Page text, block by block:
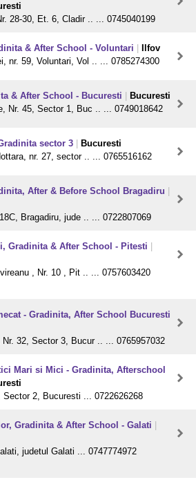
28-30, Et. 6, Cladir .. ... 0745040199
& After School - Voluntari
Ilfov
nr. 59, Voluntari, Vol .. ... 0785274300
& After School - Bucuresti
Bucuresti
Nr. 45, Sector 1, Buc .. ... 0749018642
sector 3
Bucuresti
nr. 27, sector .. ... 0765516162
After & Before School Bragadiru
Bragadiru, jude .. ... 0722807069
Gradinita & After School - Pitesti
, Nr. 10 , Pit .. ... 0757603420
- Gradinita, After School Bucuresti
Nr. 32, Sector 3, Bucur .. ... 0765957032
Mari si Mici - Gradinita, Afterschool
Sector 2, Bucuresti ... 0722626268
Gradinita & After School - Galati
judetul Galati ... 0747774972